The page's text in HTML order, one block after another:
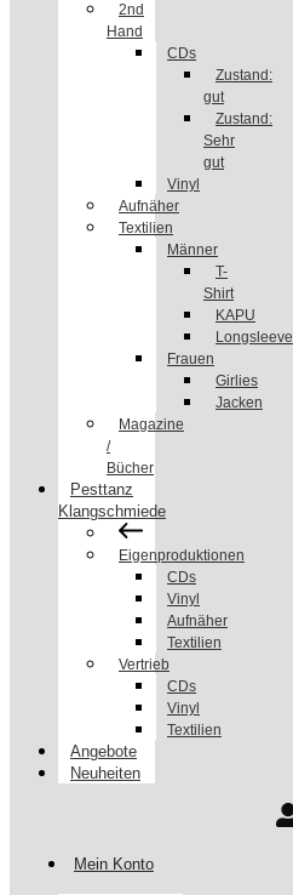
2nd
Hand
CDs
Zustand:
gut
Zustand:
Sehr
gut
Vinyl
Aufnäher
Textilien
Männer
T-
Shirt
KAPU
Longsleeve
Frauen
Girlies
Jacken
Magazine
/
Bücher
Pesttanz
Klangschmiede
Eigenproduktionen
CDs
Vinyl
Aufnäher
Textilien
Vertrieb
CDs
Vinyl
Textilien
Angebote
Neuheiten
Mein Konto